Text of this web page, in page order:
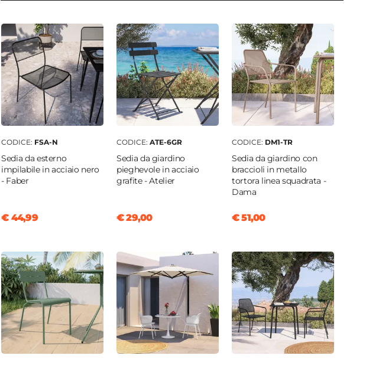
CODICE: FSA-N
Sedia da esterno
impilabile in acciaio nero
- Faber
€ 44,99
CODICE: ATE-6GR
Sedia da giardino
pieghevole in acciaio
grafite - Atelier
€ 29,00
CODICE: DM1-TR
Sedia da giardino con
braccioli in metallo
tortora linea squadrata -
Dama
€ 51,00